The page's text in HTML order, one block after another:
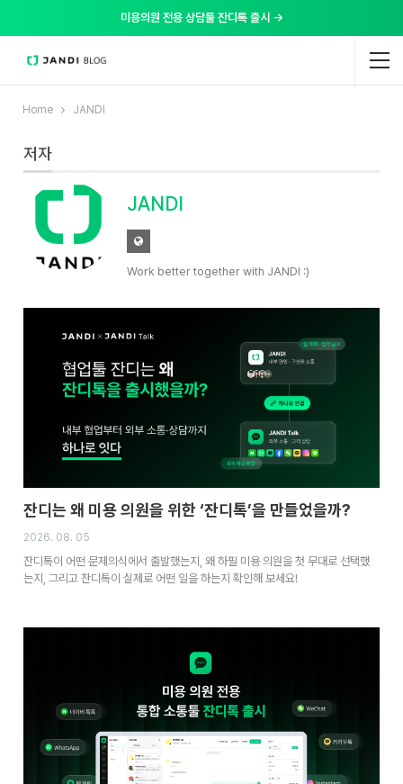
미용의원 전용 상담툴 잔디톡 출시 →
Home JANDI
저자
JANDI
Work better together with JANDI :)
잔디는 왜 미용 의원을 위한 ‘잔디톡’을 만들었을까?
2026. 08. 05
잔디톡이 어떤 문제의식에서 출발했는지, 왜 하필 미용 의원을 첫 무대로 선택했
는지, 그리고 잔디톡이 실제로 어떤 일을 하는지 확인해 보세요!